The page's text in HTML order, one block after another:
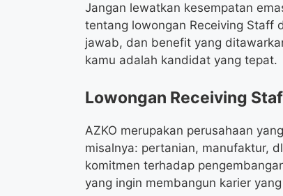
Jangan lewatkan kesempatan
tentang lowongan Receiving Staff
jawab, dan benefit yang
kamu adalah kandidat yang tepat.
Lowongan Receiving
AZKO merupakan perusahaan
misalnya: pertanian, manufaktur,
komitmen terhadap
yang ingin membangun karier